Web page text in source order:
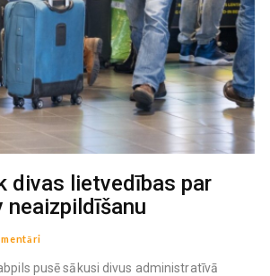
divas lietvedības par
pusē sākusi divus administratīvā